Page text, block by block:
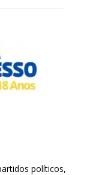
políticos,